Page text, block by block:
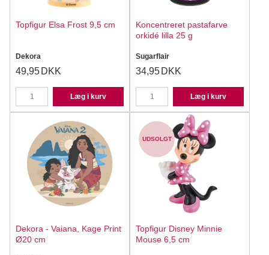
Topfigur Elsa Frost 9,5 cm
Dekora
49,95 DKK
Læg i kurv
Koncentreret pastafarve
orkidé lilla 25 g
Sugarflair
34,95 DKK
Læg i kurv
Dekora - Vaiana, Kage Print
Ø20 cm
UDSOLGT
Topfigur Disney Minnie
Mouse 6,5 cm